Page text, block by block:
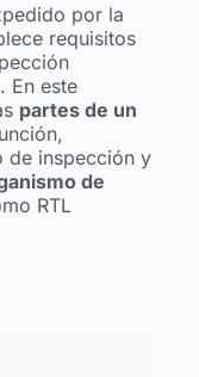
por la
requisitos
En este
partes de un
de inspección y
de
RTL